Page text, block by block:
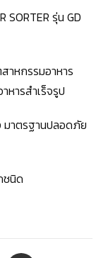
SORTER รุ่น GD
าหกรรมอาหาร
หารสำเร็จรูป
าตรฐานปลอดภัย
ชนิด